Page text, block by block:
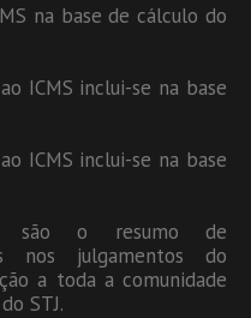
na base de cálculo do
ICMS inclui-se na base
ICMS inclui-se na base
são o resumo de
nos julgamentos do
a toda a comunidade
STJ.